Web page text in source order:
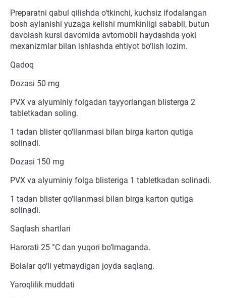
Preparatni qabul qilishda o‘tkinchi, kuchsiz ifodalangan
bosh aylanishi yuzaga kelishi mumkinligi sababli, butun
davolash kursi davomida avtomobil haydashda yoki
mexanizmlar bilan ishlashda ehtiyot bo‘lish lozim.
Qadoq
Dozasi 50 mg
PVX va alyuminiy folgadan tayyorlangan blisterga 2
tabletkadan soling.
1 tadan blister qo‘llanmasi bilan birga karton qutiga
solinadi.
Dozasi 150 mg
PVX va alyuminiy folga blisteriga 1 tabletkadan solinadi.
1 tadan blister qo‘llanmasi bilan birga karton qutiga
solinadi.
Saqlash shartlari
Harorati 25 °C dan yuqori bo‘lmaganda.
Bolalar qo‘li yetmaydigan joyda saqlang.
Yaroqlilik muddati